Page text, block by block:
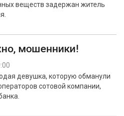
веществ задержан житель
мошенники!
девушка, которую обманули
сотовой компании,